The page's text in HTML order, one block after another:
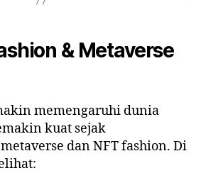
& Metaverse
memengaruhi dunia
kuat sejak
dan NFT fashion. Di